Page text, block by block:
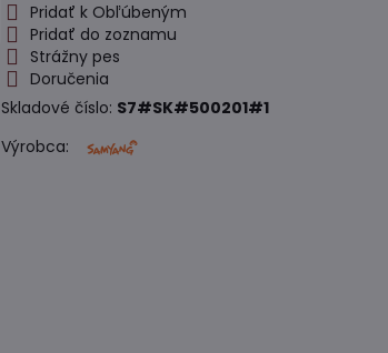
Pridať k Obľúbeným
Pridať do zoznamu
Strážny pes
Doručenia
Skladové číslo: S7#SK#500201#1
Výrobca: